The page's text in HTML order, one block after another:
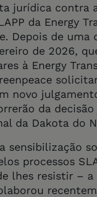
jurídica contra
da Energy
Depois de uma
de 2026,
à Energy
novo
da
da Dakota do
sensibilização
processos
lhes resistir – a